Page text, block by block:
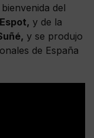
del
y de la
y se produjo
de España